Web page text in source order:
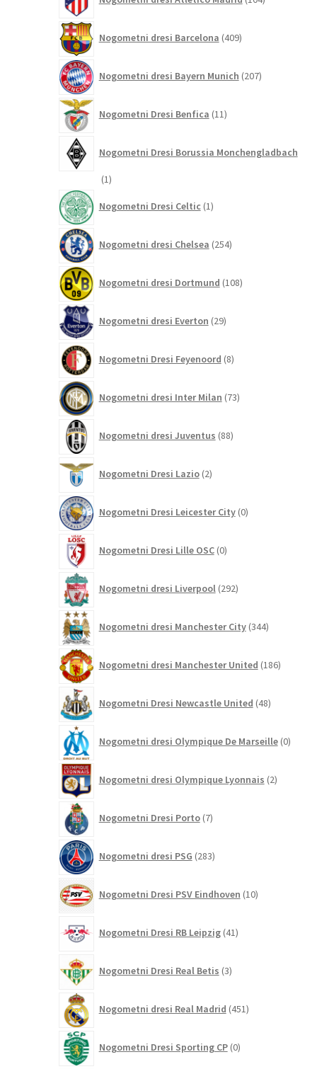
izdelki
Nogometni dresi Barcelona 409izdelkov
Nogometni dresi Bayern Munich 207izdelkov
Nogometni Dresi Benfica 11izdelkov
Nogometni Dresi Borussia Monchengladbach
11
Nogometni Dresi Celtic 1izdelek
Nogometni dresi Chelsea 254izdelkov
Nogometni dresi Dortmund 108izdelkov
Nogometni dresi Everton 29izdelkov
Nogometni Dresi Feyenoord 8izdelkov
Nogometni dresi Inter Milan 73izdelkov
Nogometni dresi Juventus 88izdelkov
Nogometni Dresi Lazio 2izdelka
Nogometni Dresi Leicester City 0izdelkov
Nogometni Dresi Lille OSC 0izdelkov
Nogometni dresi Liverpool 292izdelkov
Nogometni dresi Manchester City 344izdelkov
Nogometni dresi Manchester United 186izdelkov
Nogometni Dresi Newcastle United 48izdelkov
Nogometni dresi Olympique De Marseille 0
Nogometni dresi Olympique Lyonnais 2izdelka
Nogometni Dresi Porto 7izdelkov
Nogometni dresi PSG 283izdelkov
Nogometni Dresi PSV Eindhoven 10izdelkov
Nogometni Dresi RB Leipzig 41izdelkov
Nogometni Dresi Real Betis 3izdelki
Nogometni dresi Real Madrid 451izdelkov
Nogometni Dresi Sporting CP 0izdelkov